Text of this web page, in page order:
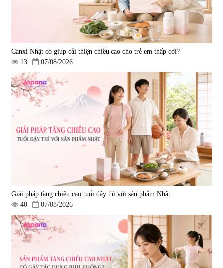
Viên uống tăng cường miễn dịch
Ribeto Shoji Fukujyusen 180
viên
32.160
9.850.000 đ
Viên uống hỗ trợ điều trị ung thư
Kanehide Bio Okinawa Fucoidan
xanh 180 viên
0
2.450.000 đ
Canxi Nhật có giúp cải thiện chiều cao cho trẻ em thấp còi?
13
07/08/2026
Giải pháp tăng chiều cao tuổi dậy thì với sản phẩm Nhật
40
07/08/2026